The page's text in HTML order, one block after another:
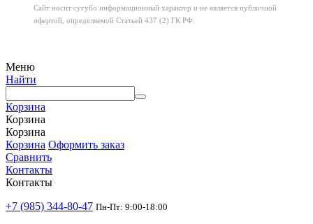
Сайт носит сугубо информационный характер и не является публичной
офертой, определяемой Статьей 437 (2) ГК РФ.
Меню
Найти
Корзина
Корзина
Корзина
Корзина Оформить заказ
Сравнить
Контакты
Контакты
+7 (985) 344-80-47 Пн-Пт: 9:00-18:00